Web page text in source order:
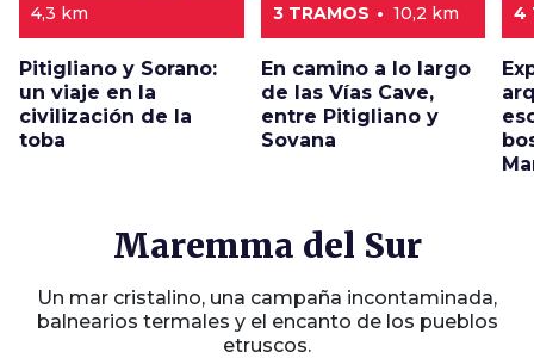
4,3 km
Pitigliano y Sorano:
un viaje en la
civilización de la
toba
3 TRAMOS 10,2 km
En camino a lo largo
de las Vías Cave,
entre Pitigliano y
Sovana
4
Maremma del Sur
Un mar cristalino, una campaña incontaminada,
balnearios termales y el encanto de los pueblos
etruscos.